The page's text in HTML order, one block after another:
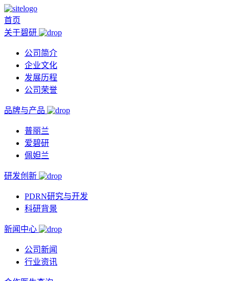
首页
关于碧研
公司简介
企业文化
发展历程
公司荣誉
品牌与产品
普丽兰
爱碧研
佩妲兰
研发创新
PDRN研究与开发
科研背景
新闻中心
公司新闻
行业资讯